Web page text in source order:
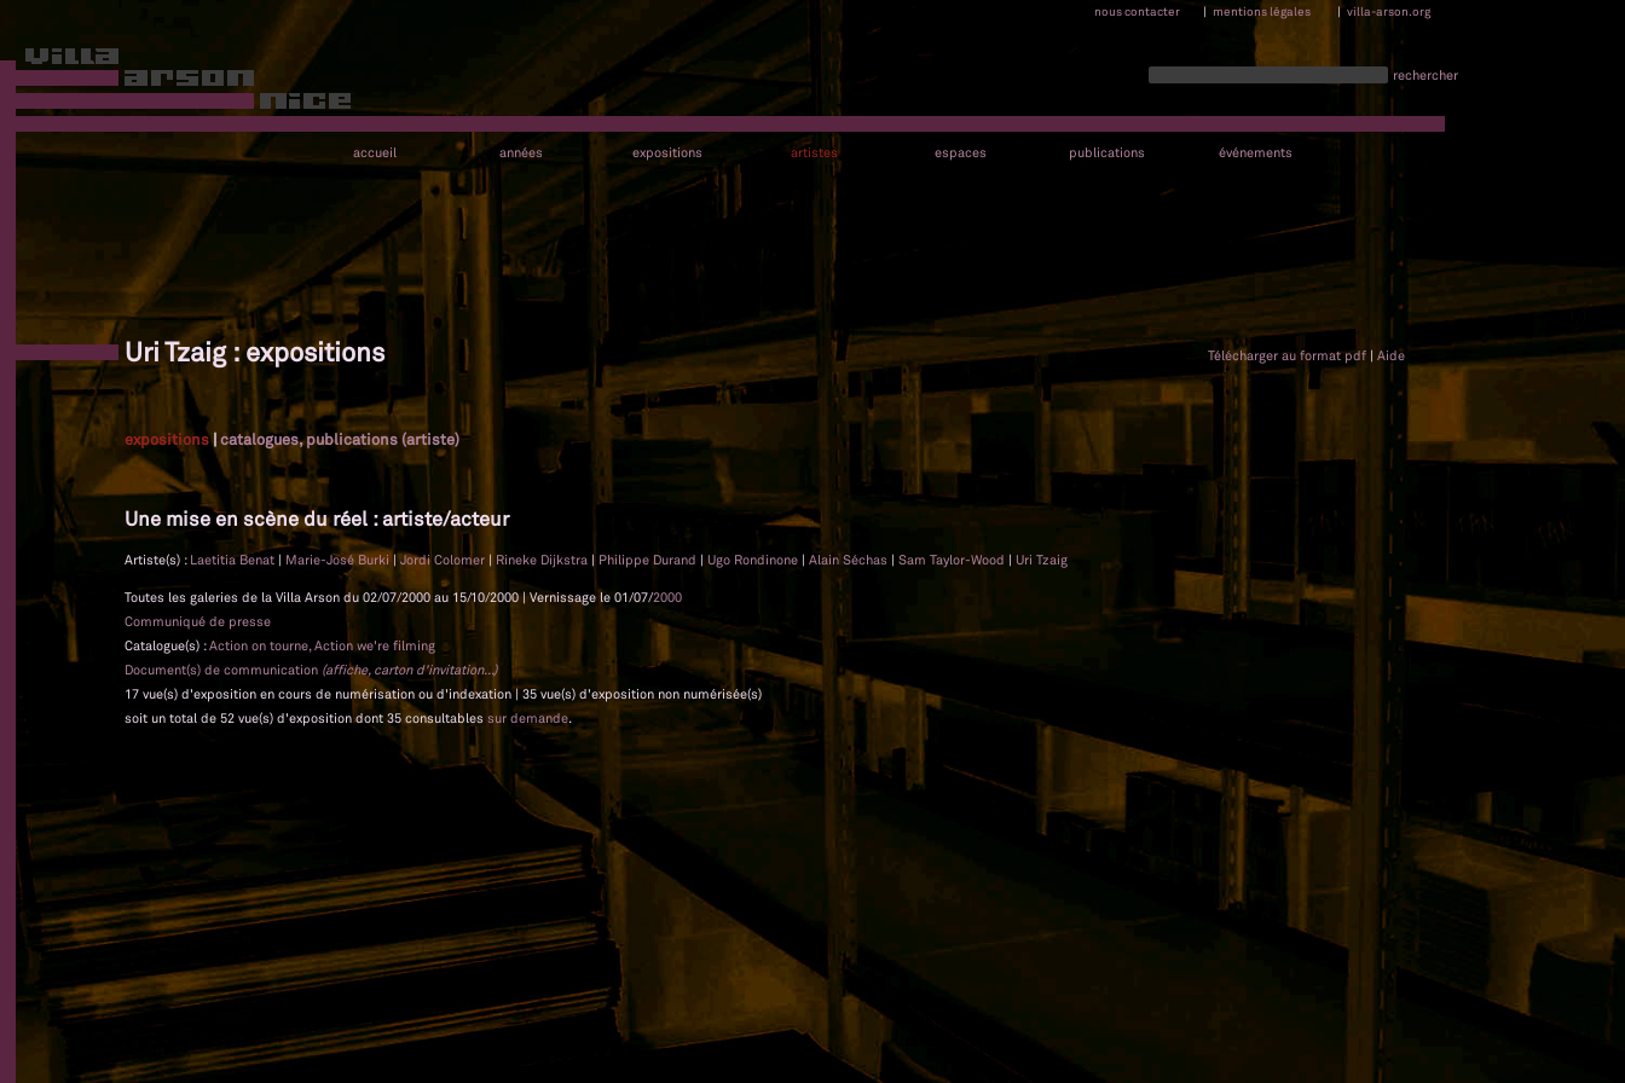
nous contacter | mentions légales | villa-arson.org
rechercher
accueil années expositions artistes espaces publications événements
Uri Tzaig : expositions Télécharger au format pdf | Aide
expositions|catalogues, publications (artiste)
Une mise en scène du réel : artiste/acteur
Artiste(s) : Laetitia Benat | Marie-José Burki|Jordi Colomer | Rineke Dijkstra | Philippe Durand |Ugo Rondinone | Alain Séchas | Sam Taylor-Wood | Uri Tzaig
Toutes les galeries de la Villa Arson du 02/07/2000 au 15/10/2000 | Vernissage le 01/07/2000
Communiqué de presse
Catalogue(s) :Action on tourne, Action we're filming
Document(s) de communication (affiche, carton d'invitation...)
17 vue(s) d'exposition en cours de numérisation ou d'indexation | 35 vue(s) d'exposition non numérisée(s)
soit un total de 52 vue(s) d'exposition dont 35 consultables sur demande.